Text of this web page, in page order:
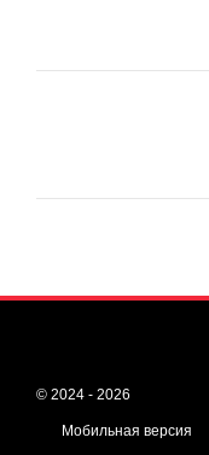
© 2024 - 2026
Мобильная версия